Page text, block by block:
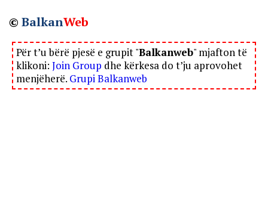
© BalkanWeb
Për t’u bërë pjesë e grupit "Balkanweb" mjafton të
klikoni: Join Group dhe kërkesa do t’ju aprovohet
menjëherë. Grupi Balkanweb